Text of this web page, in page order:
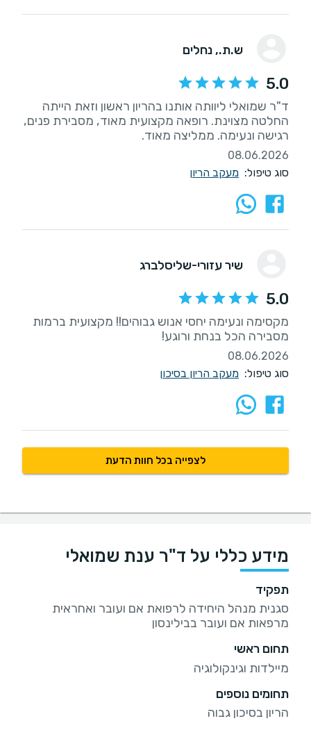
ש.ת., נחלים
5.0
ד"ר שמואלי ליוותה אותנו בהריון ראשון וזאת הייתה
החלטה מצוינת. רופאה מקצועית מאוד, מסבירת פנים,
רגישה ונעימה. ממליצה מאוד.
08.06.2026
סוג טיפול: מעקב הריון
שיר עזורי-שליסלברג
5.0
מקסימה ונעימה יחסי אנוש גבוהים!! מקצועית ברמות
מסבירה הכל בנחת ורוגע!
08.06.2026
סוג טיפול: מעקב הריון בסיכון
לצפייה בכל חוות הדעת
מידע כללי על ד"ר ענת שמואלי
תפקיד
סגנית מנהל היחידה לרפואת אם ועובר ואחראית
מרפאות אם ועובר בבילינסון
תחום ראשי
מיילדות וגינקולוגיה
תחומים נוספים
הריון בסיכון גבוה